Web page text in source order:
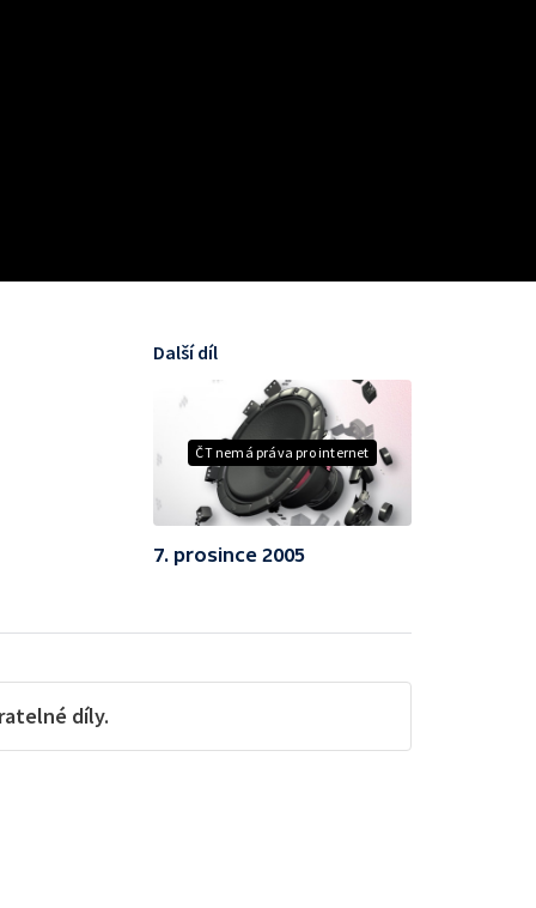
ČT nemá práva pro internet
Další díl
7. prosince 2005
díly.